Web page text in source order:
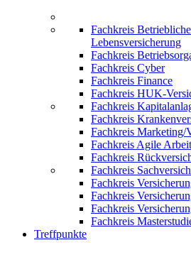
Fachkreis
Lebensversicherung
Fachkreis
Fachkreis Cyber
Fachkreis Finance
Fachkreis HUK-
Fachkreis
Fachkreis
Fachkreis Marketing/
Fachkreis Agile
Fachkreis
Fachkreis
Fachkreis
Fachkreis
Fachkreis
Fachkreis
Treffpunkte